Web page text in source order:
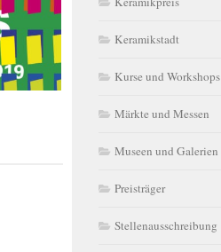
Keramikstadt
Kurse und Workshops
Märkte und Messen
Museen und Galerien
Preisträger
Stellenausschreibung